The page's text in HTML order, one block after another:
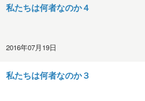
私たちは何者なのか４
2016年07月19日
私たちは何者なのか３